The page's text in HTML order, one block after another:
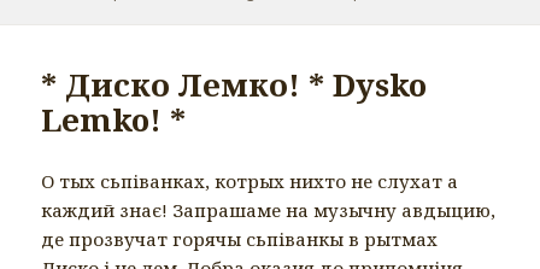
* Диско Лемко! * Dysko
Lemko! *
О тых сьпіванках, котрых нихто не слухат а
каждий знає! Запрашаме на музычну авдыцию,
де прозвучат горячы сьпіванкы в рытмах